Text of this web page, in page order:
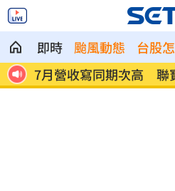
即時 颱風動態 台股
台股收復44000點大關
展